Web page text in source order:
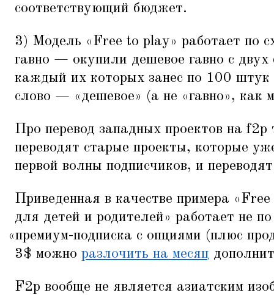
соответствующий бюджет.
3) Модель «Free to play» работает по
гавно — окупили дешевое гавно с двух
каждый их которых занес по 100 штук
слово — «дешевое» (а не «гавно», как
Про перевод западных проектов на f2p
переводят старые проекты, которые
первой волны подписчиков, и
Приведенная в качестве примера «
для детей и родителей» работает не
«премиум-подписка с опциями (плюс
3$ можно разлочить на месяц
F2p вообще не является азиатским